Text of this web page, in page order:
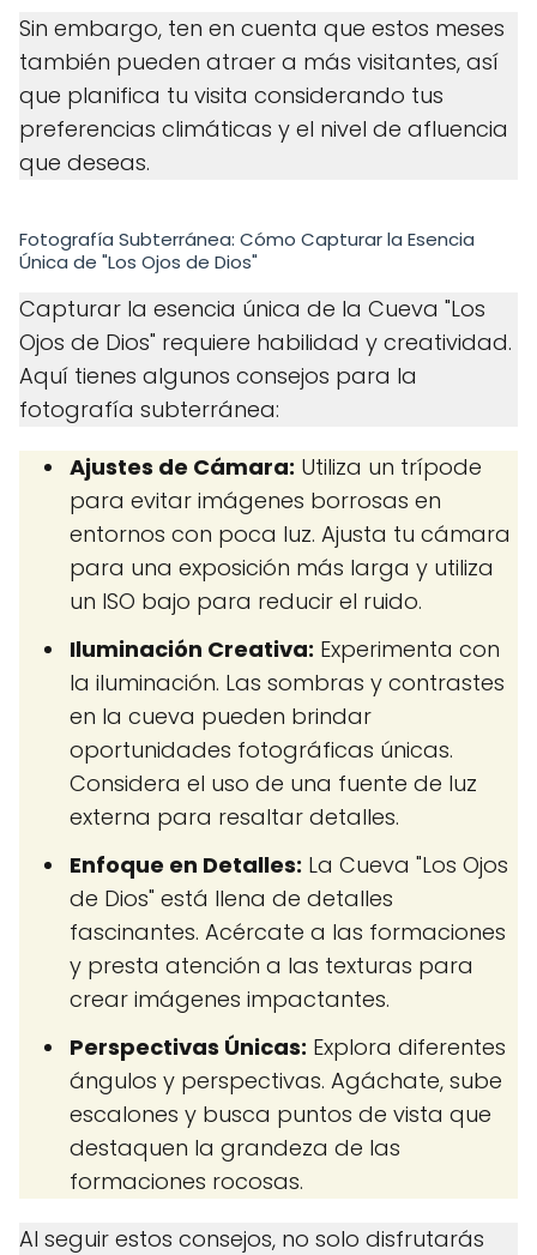
Sin embargo, ten en cuenta que estos meses
también pueden atraer a más visitantes, así
que planifica tu visita considerando tus
preferencias climáticas y el nivel de afluencia
que deseas.
Fotografía Subterránea: Cómo Capturar la Esencia
Única de "Los Ojos de Dios"
Capturar la esencia única de la Cueva "Los
Ojos de Dios" requiere habilidad y creatividad.
Aquí tienes algunos consejos para la
fotografía subterránea:
Ajustes de Cámara: Utiliza un trípode
para evitar imágenes borrosas en
entornos con poca luz. Ajusta tu cámara
para una exposición más larga y utiliza
un ISO bajo para reducir el ruido.
Iluminación Creativa: Experimenta con
la iluminación. Las sombras y contrastes
en la cueva pueden brindar
oportunidades fotográficas únicas.
Considera el uso de una fuente de luz
externa para resaltar detalles.
Enfoque en Detalles: La Cueva "Los Ojos
de Dios" está llena de detalles
fascinantes. Acércate a las formaciones
y presta atención a las texturas para
crear imágenes impactantes.
Perspectivas Únicas: Explora diferentes
ángulos y perspectivas. Agáchate, sube
escalones y busca puntos de vista que
destaquen la grandeza de las
formaciones rocosas.
Al seguir estos consejos, no solo disfrutarás